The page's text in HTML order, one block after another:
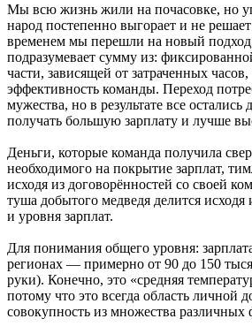
Мы всю жизнь жили на почасовке, но
народ постепенно выгорает и не
временем мы перешли на новый
подразумевает сумму из:
части, зависящей от затраченных часов,
эффективность команды. Переход
мужества, но в результате все остались
получать большую зарплату и лучше
Деньги, которые команда получила
необходимого на покрытие зарплат,
исходя из договорённостей со своей
туша добытого медведя делится исходя
и уровня зарплат.
Для понимания общего уровня:
регионах — примерно от 90 до 150
руки). Конечно, это «средняя
потому что это всегда область личной
совокупность из множества различных